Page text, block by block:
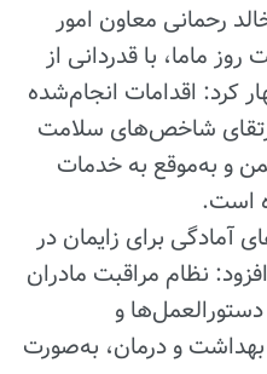
رحمانی معاون امور
ماما، با قدردانی از
کرد: اقدامات انجام‌شده
شاخص‌های سلامت
و به‌موقع به خدمات
است.
آمادگی برای زایمان در
نظام مراقبت مادران
دستورالعمل‌ها و
و درمان، به‌صورت